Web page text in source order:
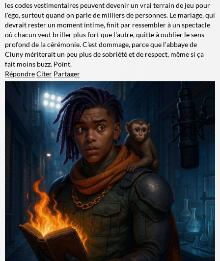
les codes vestimentaires peuvent devenir un vrai terrain de jeu pour
l'ego, surtout quand on parle de milliers de personnes. Le mariage, qui
devrait rester un moment intime, finit par ressembler à un spectacle
où chacun veut briller plus fort que l'autre, quitte à oublier le sens
profond de la cérémonie. C'est dommage, parce que l'abbaye de
Cluny mériterait un peu plus de sobriété et de respect, même si ça
fait moins buzz. Point.
RépondreCiter Partager